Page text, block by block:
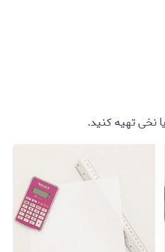
نخی تهیه کنید.